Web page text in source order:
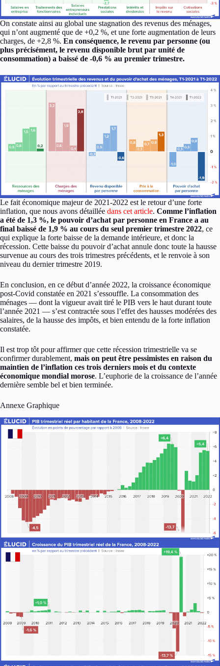
On constate ainsi au global une stagnation des revenus des ménages,
qui n’ont augmenté que de +0,2 %, et une forte augmentation de leurs
charges, de +2,8 %. En conséquence, le revenu par personne (ou
plus précisément, le revenu disponible brut par unité de
consommation) a baissé de -0,6 % au premier trimestre.
Le fait économique majeur de 2021-2022 est le retour d’une forte
inflation, que nous avons détaillée dans cet article. Comme l’inflation
a été de 1,3 %, le pouvoir d’achat par personne en France a au
final baissé de 1,9 % au cours du seul premier trimestre 2022, ce
qui explique la forte baisse de la demande intérieure, et donc la
récession. Cette baisse du pouvoir d’achat annule donc toute la hausse
survenue au cours des trois trimestres précédents, et le renvoie à son
niveau du dernier trimestre 2019.
En conclusion, en ce début d’année 2022, la croissance économique
post-Covid constatée en 2021 s’essouffle. La consommation des
ménages — dont la vigueur avait tiré le PIB vers le haut durant toute
l’année 2021 — s’est contractée sous l’effet des hausses modérées des
salaires, de la hausse des impôts, et bien entendu de la forte inflation
constatée.
Il est trop tôt pour affirmer que cette récession trimestrielle va se
confirmer durablement, mais on peut être pessimistes en raison du
maintien de l’inflation ces trois derniers mois et du contexte
économique mondial morose. L’euphorie de la croissance de l’année
dernière semble bel et bien terminée.
Annexe Graphique